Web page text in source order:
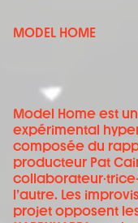
MODEL HOME
Model Home est
expérimental
composée du
producteur Pat
l’autre. Les
projet opposent